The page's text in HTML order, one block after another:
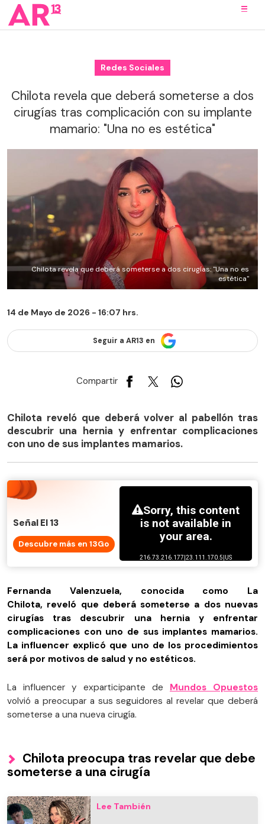
Redes Sociales
Chilota revela que deberá someterse a dos
cirugías tras complicación con su implante
mamario: "Una no es estética"
Chilota revela que deberá someterse a dos cirugías: "Una no es
estética"
14 de Mayo de 2026 - 16:07 hrs.
Seguir a AR13 en
Compartir
Chilota reveló que deberá volver al pabellón tras
descubrir una hernia y enfrentar complicaciones
con uno de sus implantes mamarios.
Señal El 13
Descubre más en 13Go
Fernanda Valenzuela, conocida como La
Chilota, reveló que deberá someterse a dos nuevas
cirugías tras descubrir una hernia y enfrentar
complicaciones con uno de sus implantes mamarios.
La influencer explicó que uno de los procedimientos
será por motivos de salud y no estéticos.
La influencer y exparticipante de Mundos Opuestos
volvió a preocupar a sus seguidores al revelar que deberá
someterse a una nueva cirugía.
Chilota preocupa tras revelar que debe
someterse a una cirugía
Lee También